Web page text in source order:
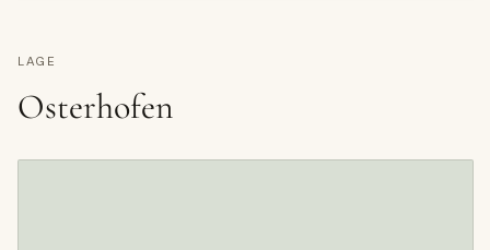
LAGE
Osterhofen